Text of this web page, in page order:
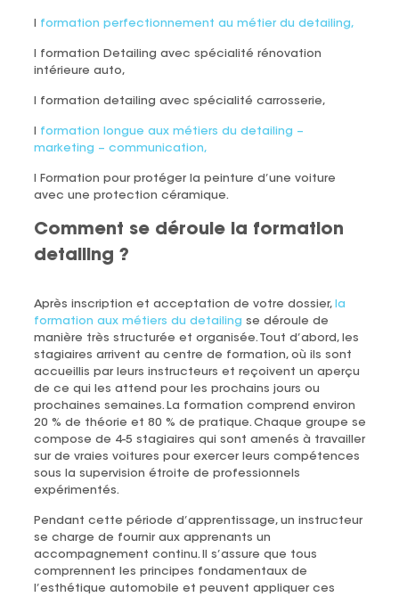
formation perfectionnement au métier du detailing,
l formation Detailing avec spécialité rénovation
intérieure auto,
l formation detailing avec spécialité carrosserie,
formation longue aux métiers du detailing –
marketing – communication,
l Formation pour protéger la peinture d’une voiture
avec une protection céramique.
Comment se déroule la formation
detailing ?
Après inscription et acceptation de votre dossier, la
formation aux métiers du detailing se déroule de
manière très structurée et organisée. Tout d’abord, les
stagiaires arrivent au centre de formation, où ils sont
accueillis par leurs instructeurs et reçoivent un aperçu
de ce qui les attend pour les prochains jours ou
prochaines semaines. La formation comprend environ
20 % de théorie et 80 % de pratique. Chaque groupe se
compose de 4-5 stagiaires qui sont amenés à travailler
sur de vraies voitures pour exercer leurs compétences
sous la supervision étroite de professionnels
expérimentés.
Pendant cette période d’apprentissage, un instructeur
se charge de fournir aux apprenants un
accompagnement continu. Il s’assure que tous
comprennent les principes fondamentaux de
l’esthétique automobile et peuvent appliquer ces